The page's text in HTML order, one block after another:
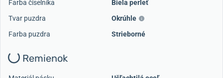
Farba číselníka
Biela perleť
Tvar puzdra
Okrúhle
Farba puzdra
Strieborné
Remienok